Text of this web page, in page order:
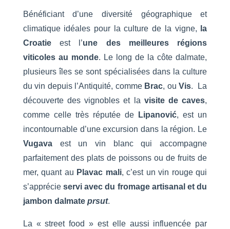
Bénéficiant d’une diversité géographique et
climatique idéales pour la culture de la vigne,
la
Croatieest l’une des meilleures régions
viticoles au monde. Le long de la côte dalmate,
plusieurs îles se sont spécialisées dans la culture
du vin depuis l’Antiquité, comme Brac, ouVis. La
découverte des vignobles et la visite de caves,
comme celle très réputée de
Lipanović, est un
incontournable d’une excursion dans la région. Le
Vugavaest un vin blanc qui accompagne
parfaitement des plats de poissons ou de fruits de
mer, quant au Plavac mali, c’est un vin rouge qui
s’apprécie servi avec du fromage artisanal et du
jambon dalmate prsut.
La « street food » est elle aussi influencée par